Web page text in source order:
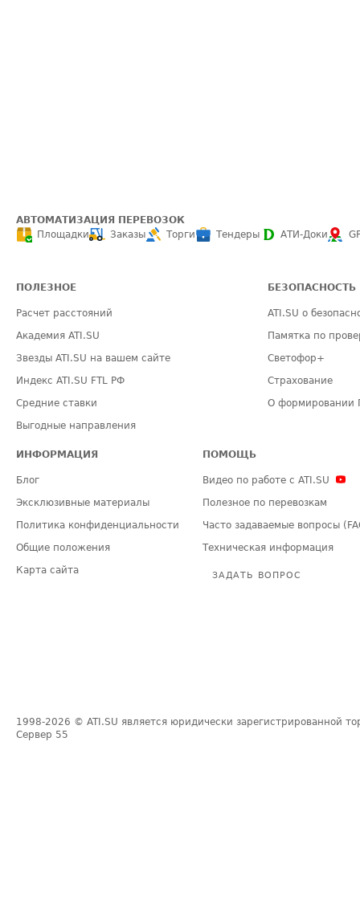
АВТОМАТИЗАЦИЯ ПЕРЕВОЗОК
Площадки
Заказы Торги Тендеры АТИ-Доки
ПОЛЕЗНОЕ
Расчет расстояний
Академия ATI.SU
Звезды ATI.SU на вашем сайте
Индекс ATI.SU FTL РФ
Средние ставки
Выгодные направления
БЕЗОПАСНОСТЬ
ATI.SU о
Памятка по
Светофор+
Страхование
О формировании
ИНФОРМАЦИЯ
Блог
Эксклюзивные материалы
Политика конфиденциальности
Общие положения
Карта сайта
ПОМОЩЬ
Видео по работе с ATI.SU
Полезное по перевозкам
Часто задаваемые вопросы
Техническая информация
ЗАДАТЬ ВОПРОС
1998-2026 © ATI.SU является юридически зарегистрированной
Сервер 55